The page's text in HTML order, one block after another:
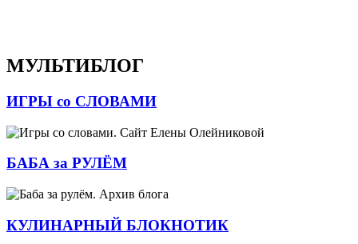
МУЛЬТИБЛОГ
ИГРЫ со СЛОВАМИ
БАБА за РУЛЁМ
КУЛИНАРНЫЙ БЛОКНОТИК